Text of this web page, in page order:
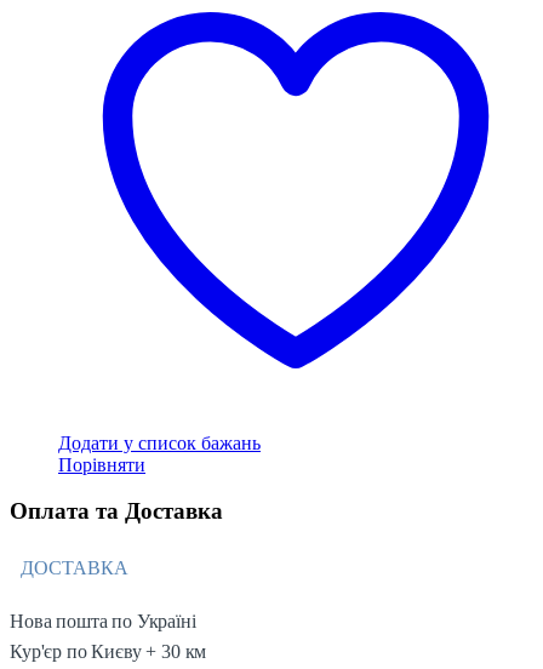
Додати у список бажань
Порівняти
Оплата та Доставка
ДОСТАВКА
Нова пошта по Україні
Кур'єр по Києву + 30 км